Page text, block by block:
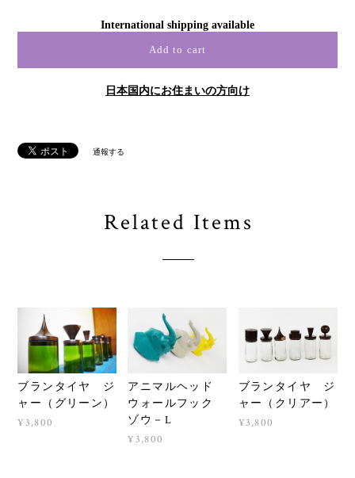
International shipping available
Add to cart
日本国内にお住まいの方向け
通報する
Related Items
ブランタイヤ ジ
ャー（グリーン）
¥3,800
アニマルヘッド
ウォールフック
ゾウ－L
¥3,800
ブランタイヤ ジ
ャー（クリアー）
¥3,800